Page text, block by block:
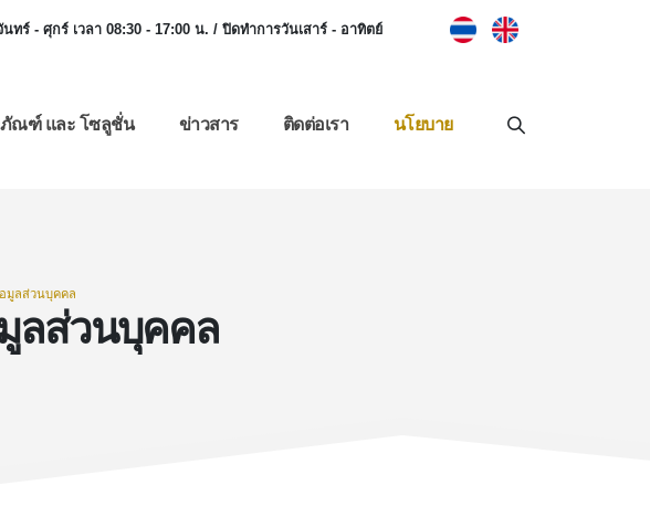
นทร์ - ศุกร์ เวลา 08:30 - 17:00 น. / ปิดทำการวันเสาร์ - อาทิตย์
ณฑ์ และ โซลูชั่น ข่าวสาร ติดต่อเรา นโยบาย
ลส่วนบุคคล
มูลส่วนบุคคล